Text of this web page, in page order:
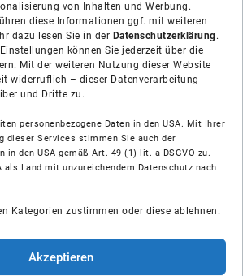
von Inhalten und Werbung.
diese Informationen ggf. mit weiteren
dazu lesen Sie in der Datenschutzerklärung.
können Sie jederzeit über die
Mit der weiteren Nutzung dieser Website
widerruflich – dieser Datenverarbeitung
und Dritte zu.
personenbezogene Daten in den USA. Mit Ihrer
dieser Services stimmen Sie auch der
in den USA gemäß Art. 49 (1) lit. a DSGVO zu.
als Land mit unzureichendem Datenschutz nach
Kategorien zustimmen oder diese ablehnen.
Akzeptieren